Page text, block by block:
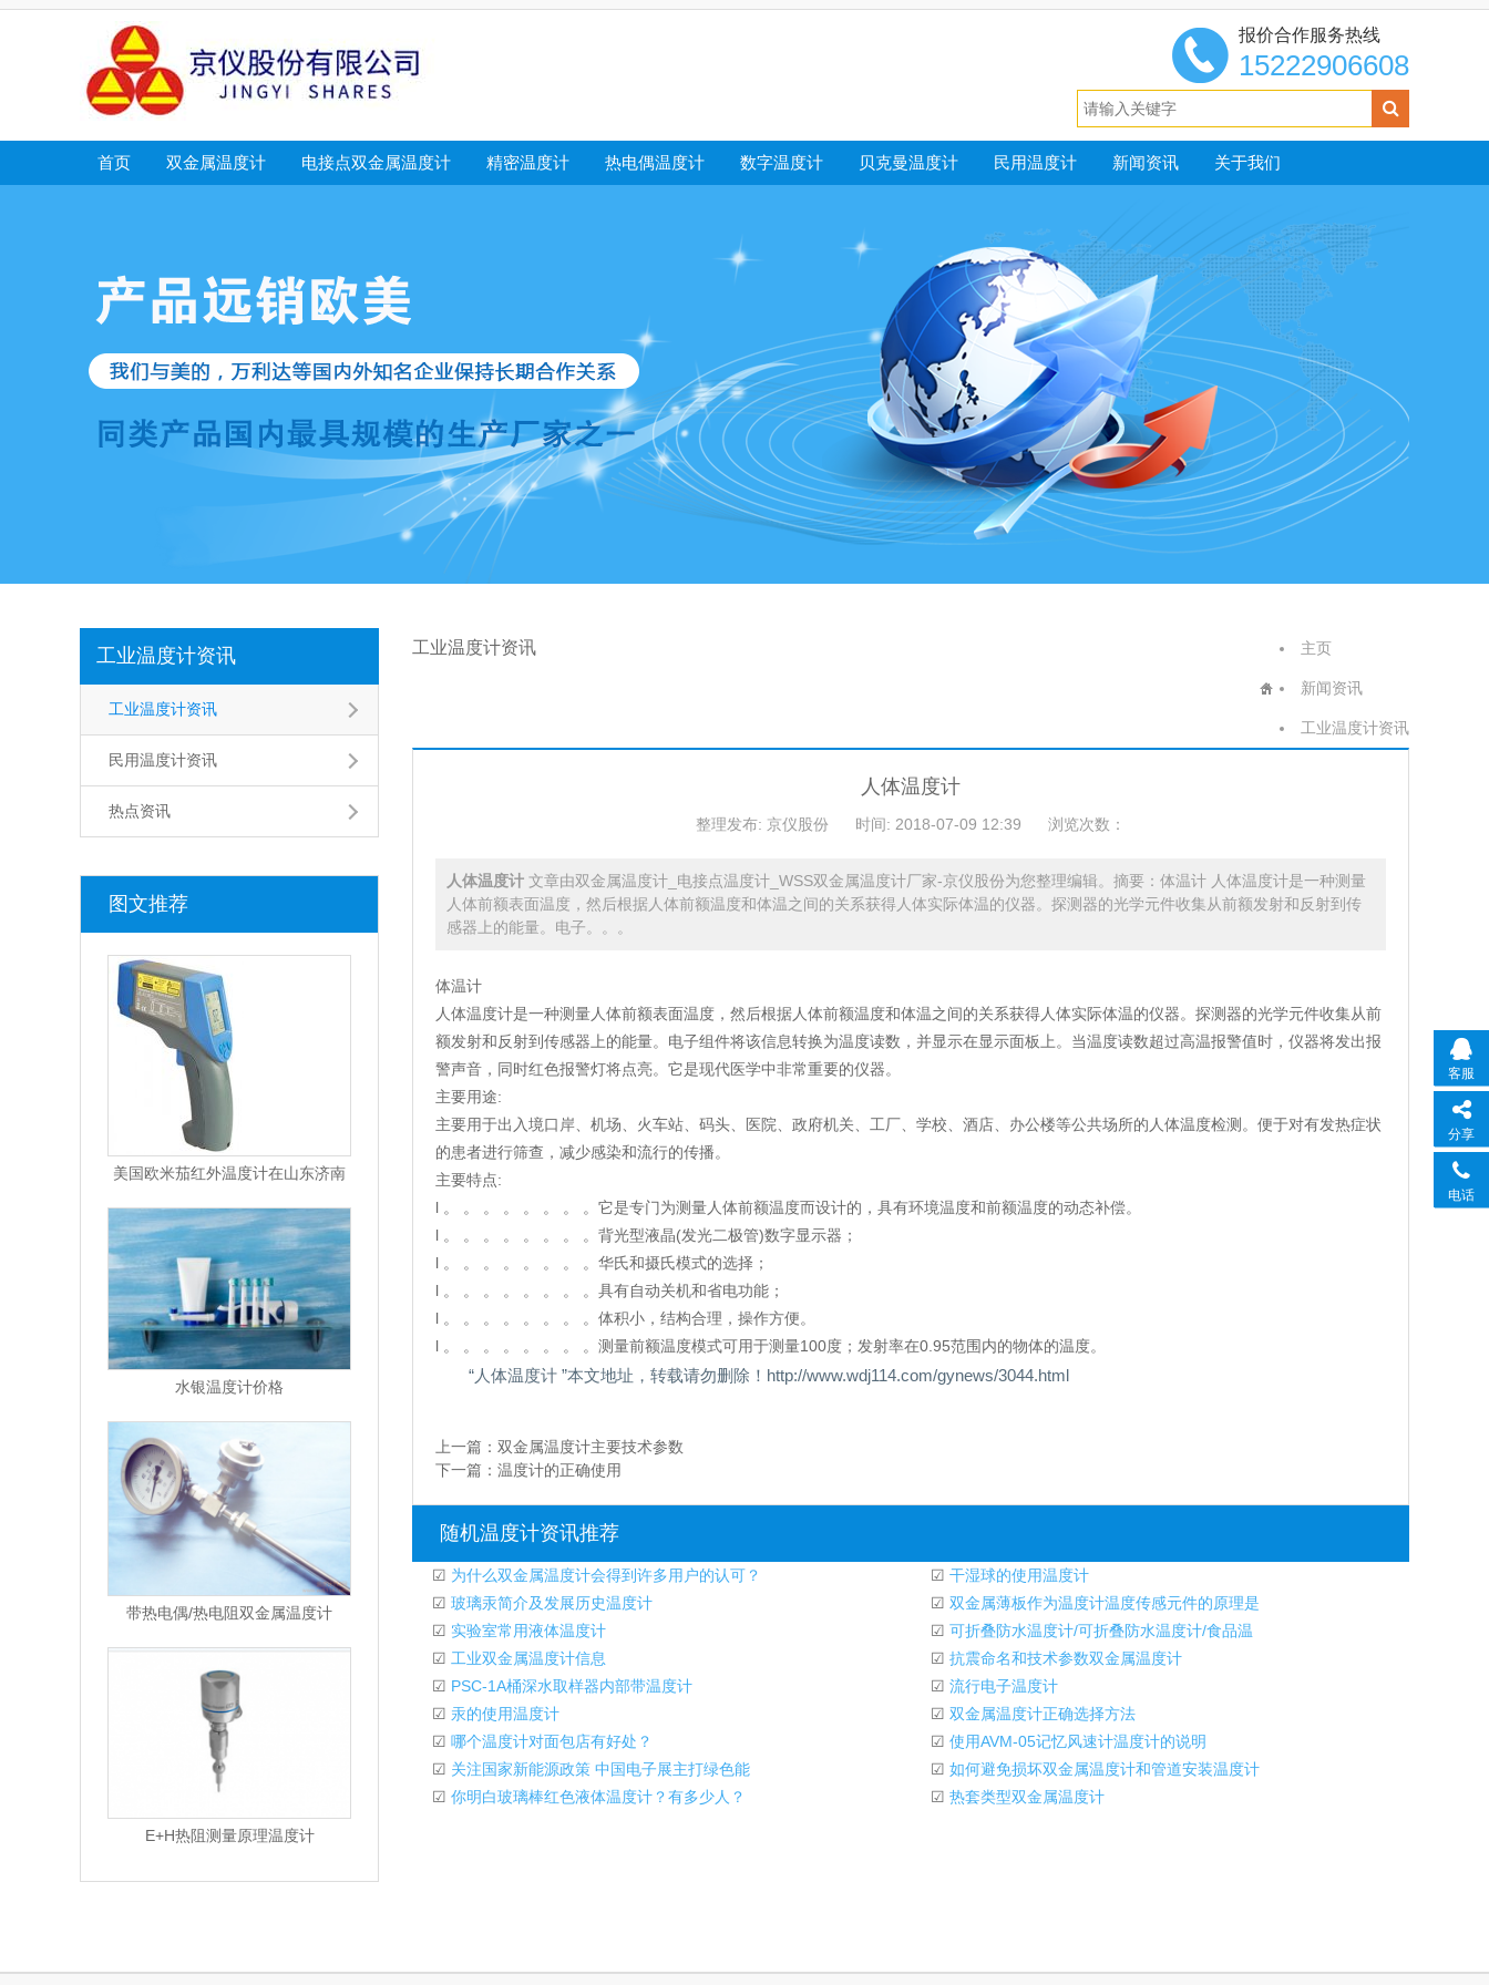
报价合作服务热线
15222906608
首页 双金属温度计 电接点双金属温度计 精密温度计 热电偶温度计 数字温度计 贝克曼温度计 民用温度计 新闻资讯 关于我们
工业温度计资讯
工业温度计资讯
民用温度计资讯
热点资讯
图文推荐
美国欧米茄红外温度计在山东济南
水银温度计价格
带热电偶/热电阻双金属温度计
E+H热阻测量原理温度计
工业温度计资讯 主页
新闻资讯
工业温度计资讯
人体温度计
整理发布: 京仪股份 时间: 2018-07-09 12:39 浏览次数：
人体温度计 文章由双金属温度计_电接点温度计_WSS双金属温度计厂家-京仪股份为您整理编辑。摘要：体温计 人体温度计是一种测量
人体前额表面温度，然后根据人体前额温度和体温之间的关系获得人体实际体温的仪器。探测器的光学元件收集从前额发射和反射到传
感器上的能量。电子。。。
体温计
人体温度计是一种测量人体前额表面温度，然后根据人体前额温度和体温之间的关系获得人体实际体温的仪器。探测器的光学元件收集从前
额发射和反射到传感器上的能量。电子组件将该信息转换为温度读数，并显示在显示面板上。当温度读数超过高温报警值时，仪器将发出报
警声音，同时红色报警灯将点亮。它是现代医学中非常重要的仪器。
主要用途:
主要用于出入境口岸、机场、火车站、码头、医院、政府机关、工厂、学校、酒店、办公楼等公共场所的人体温度检测。便于对有发热症状
的患者进行筛查，减少感染和流行的传播。
主要特点:
l 。 。 。 。 。 。 。 。它是专门为测量人体前额温度而设计的，具有环境温度和前额温度的动态补偿。
l 。 。 。 。 。 。 。 。背光型液晶(发光二极管)数字显示器；
l 。 。 。 。 。 。 。 。华氏和摄氏模式的选择；
l 。 。 。 。 。 。 。 。具有自动关机和省电功能；
l 。 。 。 。 。 。 。 。体积小，结构合理，操作方便。
l 。 。 。 。 。 。 。 。测量前额温度模式可用于测量100度；发射率在0.95范围内的物体的温度。
“人体温度计 ”本文地址，转载请勿删除！http://www.wdj114.com/gynews/3044.html
上一篇： 双金属温度计主要技术参数
下一篇： 温度计的正确使用
随机温度计资讯推荐
☑ 为什么双金属温度计会得到许多用户的认可？ ☑ 干湿球的使用温度计
☑ 玻璃汞简介及发展历史温度计 ☑ 双金属薄板作为温度计温度传感元件的原理是
☑ 实验室常用液体温度计 ☑ 可折叠防水温度计/可折叠防水温度计/食品温
☑ 工业双金属温度计信息 ☑ 抗震命名和技术参数双金属温度计
☑ PSC-1A桶深水取样器内部带温度计 ☑ 流行电子温度计
☑ 汞的使用温度计 ☑ 双金属温度计正确选择方法
☑ 哪个温度计对面包店有好处？ ☑ 使用AVM-05记忆风速计温度计的说明
☑ 关注国家新能源政策 中国电子展主打绿色能 ☑ 如何避免损坏双金属温度计和管道安装温度计
☑ 你明白玻璃棒红色液体温度计？有多少人？ ☑ 热套类型双金属温度计
客服
分享
电话